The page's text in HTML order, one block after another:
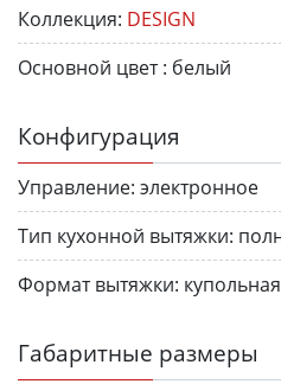
Коллекция: DESIGN
Основной цвет : белый
Конфигурация
Управление: электронное
Тип кухонной вытяжки:
Формат вытяжки: купольная
Габаритные размеры